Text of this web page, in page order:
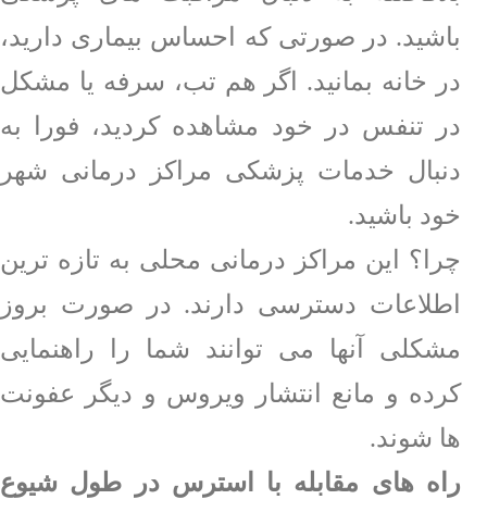
باشید. در صورتی که احساس بیماری دارید،
در خانه بمانید. اگر هم تب، سرفه یا مشکل
در تنفس در خود مشاهده کردید، فورا به
دنبال خدمات پزشکی مراکز درمانی شهر
خود باشید.
چرا؟
این مراکز درمانی محلی به تازه ترین
اطلاعات دسترسی دارند. در صورت بروز
مشکلی آنها می توانند شما را راهنمایی
کرده و مانع انتشار ویروس و دیگر عفونت
ها شوند.
راه های مقابله با استرس در طول شیوع